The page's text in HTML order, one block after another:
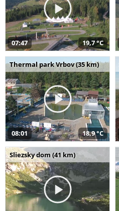
07:47 19,7 °C
Thermal park Vrbov (35 km)
08:01 18,9 °C
Sliezsky dom (41 km)